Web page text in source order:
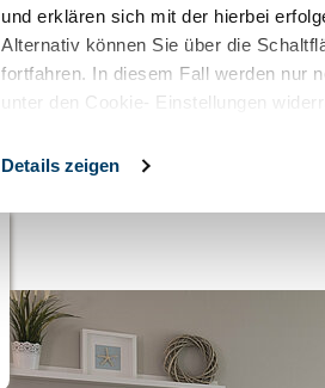
und erklären sich mit der hierbei
Alternativ können Sie über die
fortfahren. In diesem Fall werden nur
unter den Cookie- Einstellungen
Details zeigen